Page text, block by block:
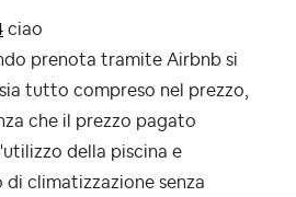
ciao
prenota tramite Airbnb si
tutto compreso nel prezzo,
che il prezzo pagato
della piscina e
climatizzazione senza